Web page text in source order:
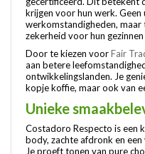
krijgen voor hun werk.
werkomstandigheden, maar
zekerheid voor hun
Door te kiezen voorFair
aan betere
ontwikkelingslanden. Je
kopje koffie, maar ook van
Unieke
Costadoro Respecto is een
body, zachte afdronk en
Je proeft tonen van pure